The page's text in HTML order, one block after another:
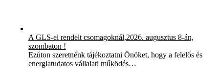
A GLS-el rendelt csomagoknál,2026. augusztus 8-án,
szombaton !
Ezúton szeretnénk tájékoztatni Önöket, hogy a felelős és
energiatudatos vállalati működés…